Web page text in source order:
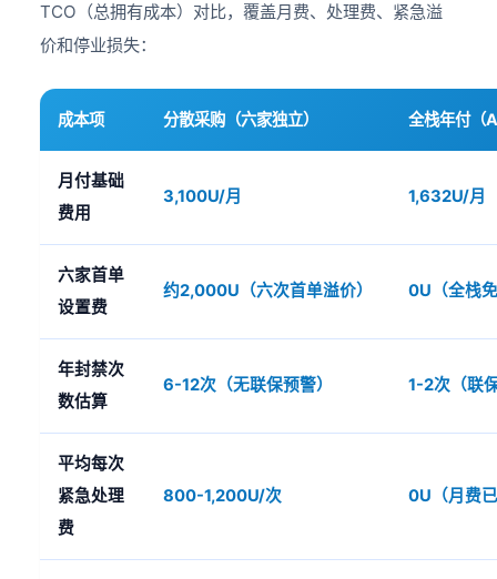
TCO（总拥有成本）对比，覆盖月费、处理费、紧急溢
价和停业损失：
成本项 分散采购（六家独立） 全栈年付（
月付基础
费用
3,100U/月 1,632U/月
六家首单
设置费
约2,000U（六次首单溢价） 0U（全栈
年封禁次
数估算
6-12次（无联保预警） 1-2次（联
平均每次
紧急处理
费
800-1,200U/次 0U（月费